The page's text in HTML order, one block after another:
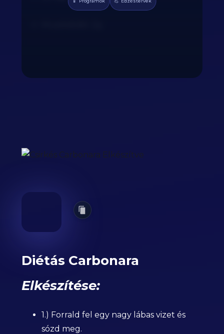
Diétás Carbonara
Elkészítése:
1.) Forrald fel egy nagy lábas vizet és
sózd meg.